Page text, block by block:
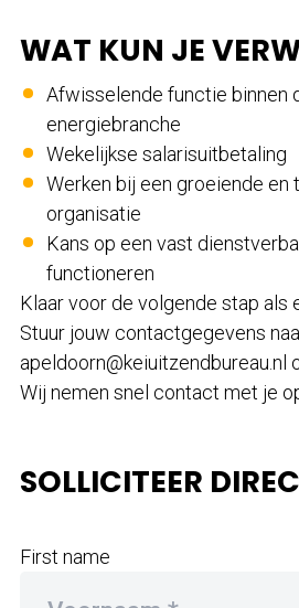
WAT KUN JE
Afwisselende functie binnen
energiebranche
Wekelijkse salarisuitbetaling
Werken bij een groeiende
organisatie
Kans op een vast
functioneren
Klaar voor de volgende stap als
Stuur jouw contactgegevens
apeldoorn@keiuitzendbureau.nl
Wij nemen snel contact met je
SOLLICITEER
First name